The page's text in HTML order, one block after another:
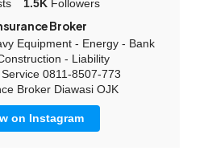
1.5KFollowers
Broker
Equipment - Energy - Bank
- Liability
0811-8507-773
Broker Diawasi OJK
on Instagram